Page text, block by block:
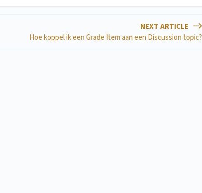
NEXT ARTICLE
Hoe koppel ik een Grade Item aan een Discussion topic?